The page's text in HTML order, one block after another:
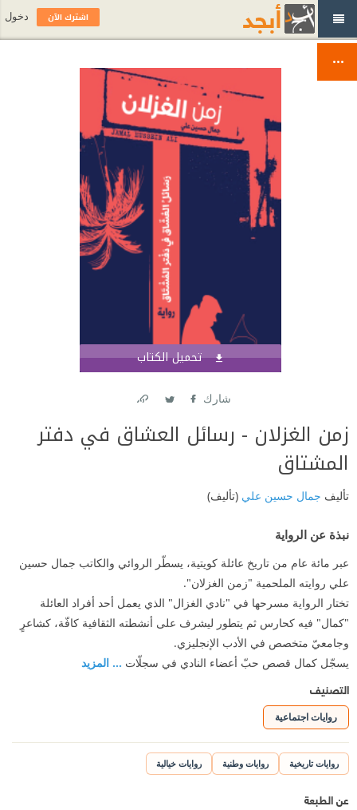
تحميل الكتاب
شارك
زمن الغزلان - رسائل العشاق في دفتر
المشتاق
تأليف جمال حسين علي (تأليف)
نبذة عن الرواية
عبر مائة عام من تاريخ عائلة كويتية، يسطّر الروائي والكاتب جمال حسين
علي روايته الملحمية "زمن الغزلان".
تختار الرواية مسرحها في "نادي الغزال" الذي يعمل أحد أفراد العائلة
"كمال" فيه كحارس ثم يتطور ليشرف على أنشطته الثقافية كافّة، كشاعرٍ
وجامعيّ متخصص في الأدب الإنجليزي.
يسجّل كمال قصص حبّ أعضاء النادي في سجلّات ... المزيد
التصنيف
روايات اجتماعية
روايات تاريخية روايات وطنية روايات خيالية
عن الطبعة
اشترك الآن دخول